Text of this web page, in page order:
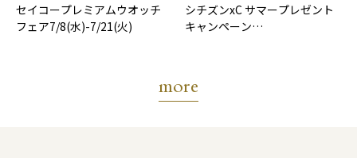
セイコープレミアムウオッチ
フェア7/8(水)-7/21(火)
シチズンxC サマープレゼント
キャンペーン
more